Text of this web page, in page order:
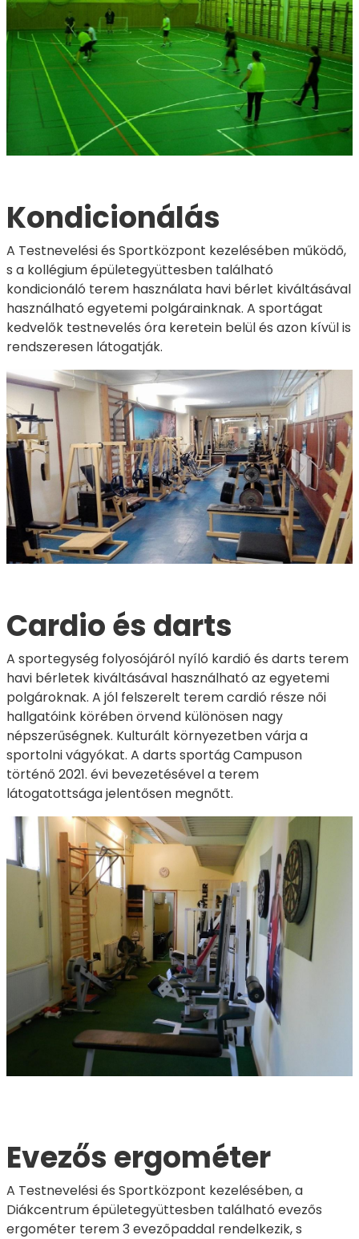
Kondicionálás
A Testnevelési és Sportközpont kezelésében működő,
s a kollégium épületegyüttesben található
kondicionáló terem használata havi bérlet kiváltásával
használható egyetemi polgárainknak. A sportágat
kedvelők testnevelés óra keretein belül és azon kívül is
rendszeresen látogatják.
Cardio és darts
A sportegység folyosójáról nyíló kardió és darts terem
havi bérletek kiváltásával használható az egyetemi
polgároknak. A jól felszerelt terem cardió része női
hallgatóink körében örvend különösen nagy
népszerűségnek. Kulturált környezetben várja a
sportolni vágyókat. A darts sportág Campuson
történő 2021. évi bevezetésével a terem
látogatottsága jelentősen megnőtt.
Evezős ergométer
A Testnevelési és Sportközpont kezelésében, a
Diákcentrum épületegyüttesben található evezős
ergométer terem 3 evezőpaddal rendelkezik, s